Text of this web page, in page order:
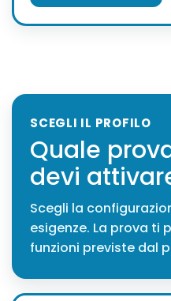
SCEGLI IL PROFILO
Quale
devi
Scegli la
esigenze. La prova ti
funzioni previste dal